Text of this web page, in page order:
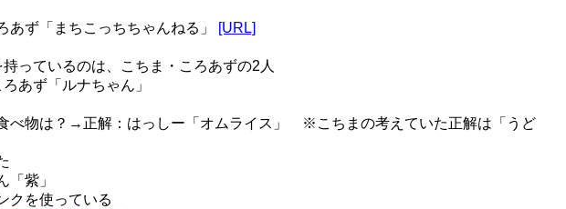
ず「まちこっちちゃんねる」 [URL]
っているのは、こちま・ころあずの2人
あず「ルナちゃん」
べ物は？→正解：はっしー「オムライス」 ※こちまの考えていた正解は「うど
紫」
クを使っている